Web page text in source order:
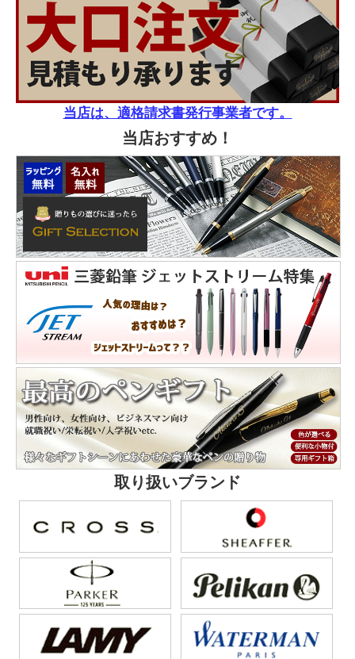
当店は、適格請求書発行事業者です。
当店おすすめ！
取り扱いブランド